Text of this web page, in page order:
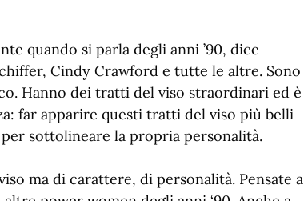
quando si parla degli anni ’90, dice
Cindy Crawford e tutte le altre. Sono
Hanno dei tratti del viso straordinari ed è
far apparire questi tratti del viso più belli
sottolineare la propria personalità.
ma di carattere, di personalità. Pensate a